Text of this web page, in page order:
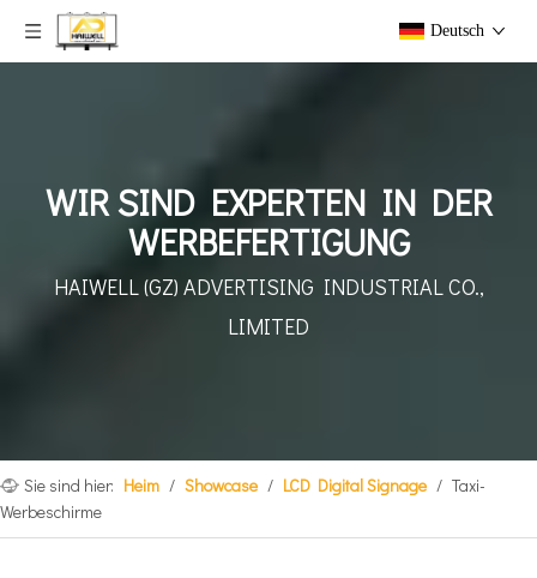
Deutsch
WIR SIND EXPERTEN IN DER
WERBEFERTIGUNG
HAIWELL (GZ) ADVERTISING INDUSTRIAL CO.,
LIMITED
Sie sind hier: Heim / Showcase / LCD Digital Signage / Taxi-
Werbeschirme